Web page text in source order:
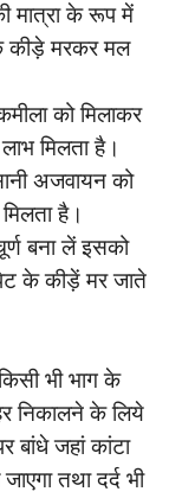
मात्रा के रूप में
कीड़े मरकर मल
को मिलाकर
मिलता है।
अजवायन को
है।
बना लें इसको
के कीड़ें मर जाते
भी भाग के
निकालने के लिये
जहां कांटा
तथा दर्द भी